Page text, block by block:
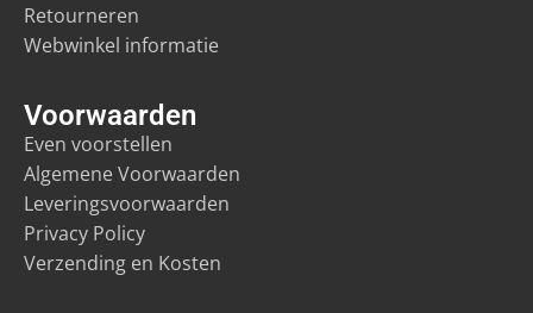
Voorwaarden
Even voorstellen
Algemene Voorwaarden
Leveringsvoorwaarden
Privacy Policy
Verzending en Kosten
Retourneren
Webwinkel informatie